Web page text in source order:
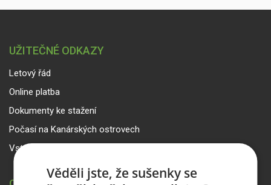
UŽITEČNÉ ODKAZY
Letový řád
Online platba
Dokumenty ke stažení
Počasí na Kanárských ostrovech
Vstup pro partnery
Věděli jste, že sušenky se